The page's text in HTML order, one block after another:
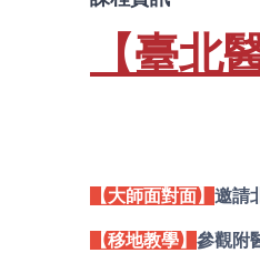
【臺北
【大師面對面】 邀請
【移地教學】 參觀附